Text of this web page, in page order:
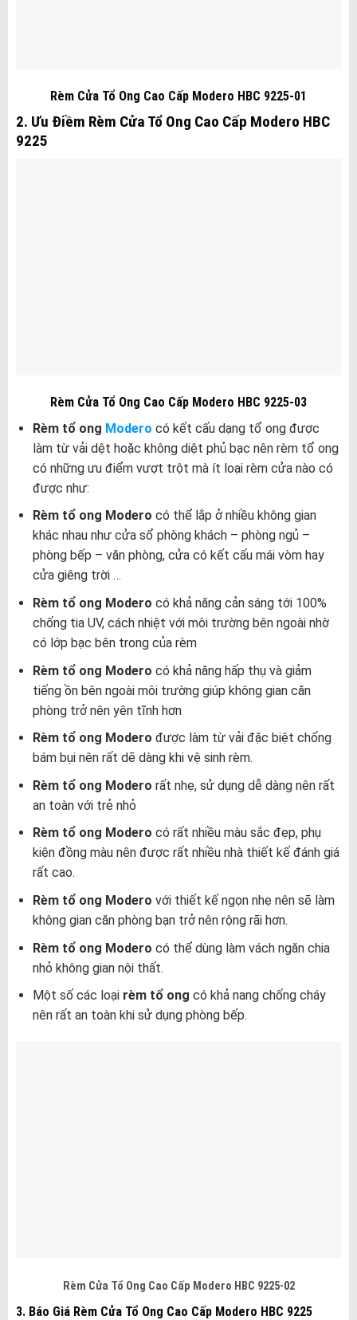
Rèm Cửa Tổ Ong Cao Cấp Modero HBC 9225-01
2. Ưu Điềm Rèm Cửa Tổ Ong Cao Cấp Modero HBC
9225
Rèm Cửa Tổ Ong Cao Cấp Modero HBC 9225-03
Rèm tổ ong Modero có kết cấu dạng tổ ong được
làm từ vải dệt hoặc không diệt phủ bạc nên rèm tổ ong
có những ưu điểm vượt trột mà ít loại rèm cửa nào có
được như:
Rèm tổ ong Modero có thể lắp ở nhiều không gian
khác nhau như cửa sổ phòng khách – phòng ngủ –
phòng bếp – văn phòng, cửa có kết cấu mái vòm hay
cửa giêng trời …
Rèm tổ ong Modero có khả năng cản sáng tới 100%
chống tia UV, cách nhiệt với môi trường bên ngoài nhờ
có lớp bạc bên trong của rèm
Rèm tổ ong Modero có khả năng hấp thụ và giảm
tiếng ồn bên ngoài môi trường giúp không gian căn
phòng trở nên yên tĩnh hơn
Rèm tổ ong Modero được làm từ vải đặc biệt chống
bám bụi nên rất dẽ dàng khi vệ sinh rèm.
Rèm tổ ong Modero rất nhẹ, sử dụng dễ dàng nên rất
an toàn với trẻ nhỏ
Rèm tổ ong Modero có rất nhiều màu sắc đẹp, phụ
kiện đồng màu nên được rất nhiều nhà thiết kế đánh giá
rất cao.
Rèm tổ ong Modero với thiết kế ngọn nhẹ nên sẽ làm
không gian căn phòng bạn trở nên rộng rãi hơn.
Rèm tổ ong Modero có thể dùng làm vách ngăn chia
nhỏ không gian nội thất.
Một số các loạirèm tổ ong có khả nang chống cháy
nên rất an toàn khi sử dụng phòng bếp.
Rèm Cửa Tổ Ong Cao Cấp Modero HBC 9225-02
3. Báo Giá Rèm Cửa Tổ Ong Cao Cấp Modero HBC 9225